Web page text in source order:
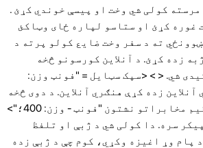
مرسته کولی شي وخت او پیسې خوندي کړئ .
غوره کړئ او ستاسو لپاره ځای وټاکئ
ته د سفر وخت ضایع کولو پرته د
زده کړئ. د آنلاین کورسونو څخه
شي. < > <سپک سټایل = "فونټ وزن:
هنګري آنلاین زده کړې هنګري آنلاین. د دوی څخه
مخابراتو نشتون
"فونټ - وزن: 400؛">
سره. دا کولی شي د ژبې او تلفظ
پام وړ اغیزه وکړي، کوم چې د ژبې زده